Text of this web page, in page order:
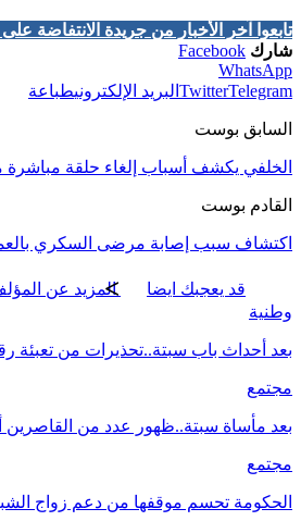
تابعوا آخر الأخبار من جريدة الانتفاضة على Google News
شارك Facebook
WhatsApp
TwitterTelegram البريد الإلكترونيطباعة
السابق بوست
الخلفي يكشف أسباب إلغاء حلقة مباشرة
القادم بوست
اكتشاف سبب إصابة مرضى السكري
قد يعجبك ايضا
المزيد عن
وطنية
بعد أحداث باب سبتة..تحذيرات من تعبئة
مجتمع
بعد مأساة سبتة..ظهور عدد من القاصرين
مجتمع
الحكومة تحسم موقفها من دعم زواج